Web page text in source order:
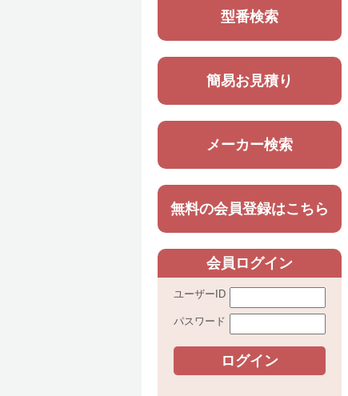
型番検索
簡易お見積り
メーカー検索
無料の会員登録はこちら
会員ログイン
ユーザーID
パスワード